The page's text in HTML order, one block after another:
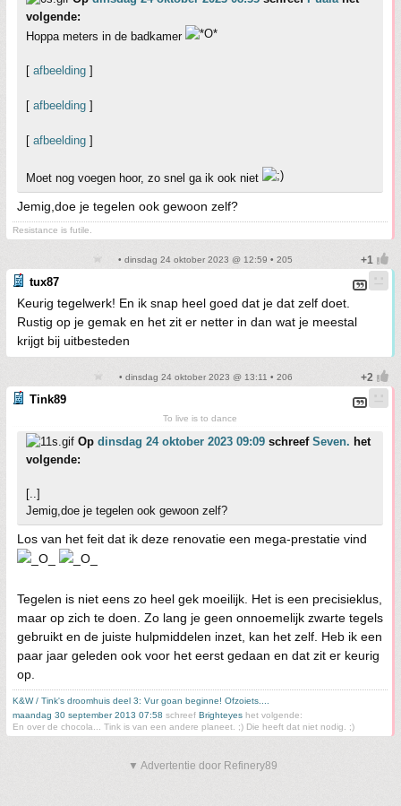
volgende:
Hoppa meters in de badkamer
[ afbeelding ]
[ afbeelding ]
[ afbeelding ]
Moet nog voegen hoor, zo snel ga ik ook niet
Jemig,doe je tegelen ook gewoon zelf?
Resistance is futile.
• dinsdag 24 oktober 2023 @ 12:59 • 205
tux87
Keurig tegelwerk! En ik snap heel goed dat je dat zelf doet.
Rustig op je gemak en het zit er netter in dan wat je meestal
krijgt bij uitbesteden
• dinsdag 24 oktober 2023 @ 13:11 • 206
Tink89
To live is to dance
Op dinsdag 24 oktober 2023 09:09 schreef Seven. het
volgende:
[..]
Jemig,doe je tegelen ook gewoon zelf?
Los van het feit dat ik deze renovatie een mega-prestatie vind
Tegelen is niet eens zo heel gek moeilijk. Het is een precisieklus,
maar op zich te doen. Zo lang je geen onnoemelijk zwarte tegels
gebruikt en de juiste hulpmiddelen inzet, kan het zelf. Heb ik een
paar jaar geleden ook voor het eerst gedaan en dat zit er keurig
op.
K&W / Tink's droomhuis deel 3: Vur goan beginne! Ofzoiets....
maandag 30 september 2013 07:58 schreef Brighteyes het volgende:
En over de chocola... Tink is van een andere planeet. ;) Die heeft dat niet nodig. ;)
▼ Advertentie door Refinery89